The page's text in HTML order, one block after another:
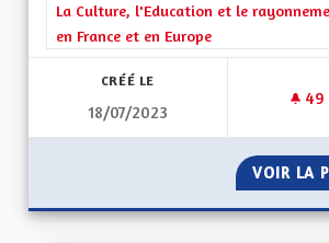
Filtrer les résultats de la catégorie :
La Culture, l'Education et le
en France et en Europe
CRÉÉ LE
18/07/2023
49
VOIR LA